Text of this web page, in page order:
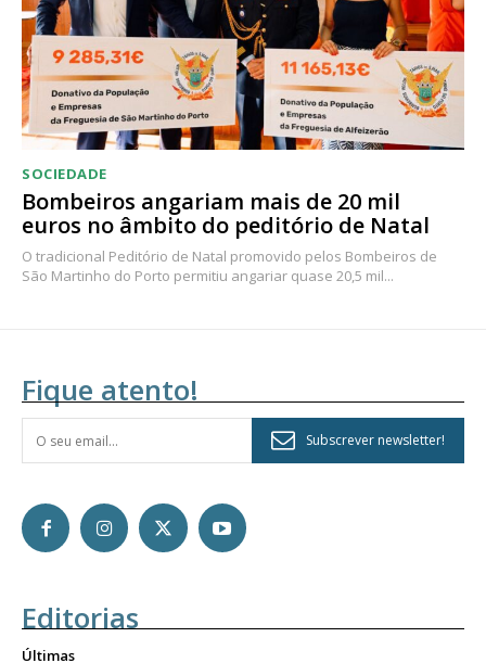
SOCIEDADE
Bombeiros angariam mais de 20 mil
euros no âmbito do peditório de Natal
O tradicional Peditório de Natal promovido pelos Bombeiros de
São Martinho do Porto permitiu angariar quase 20,5 mil...
Fique atento!
Subscrever newsletter!
Editorias
Últimas